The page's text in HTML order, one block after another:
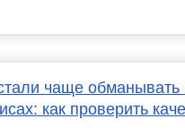
чаще обманывать
как проверить